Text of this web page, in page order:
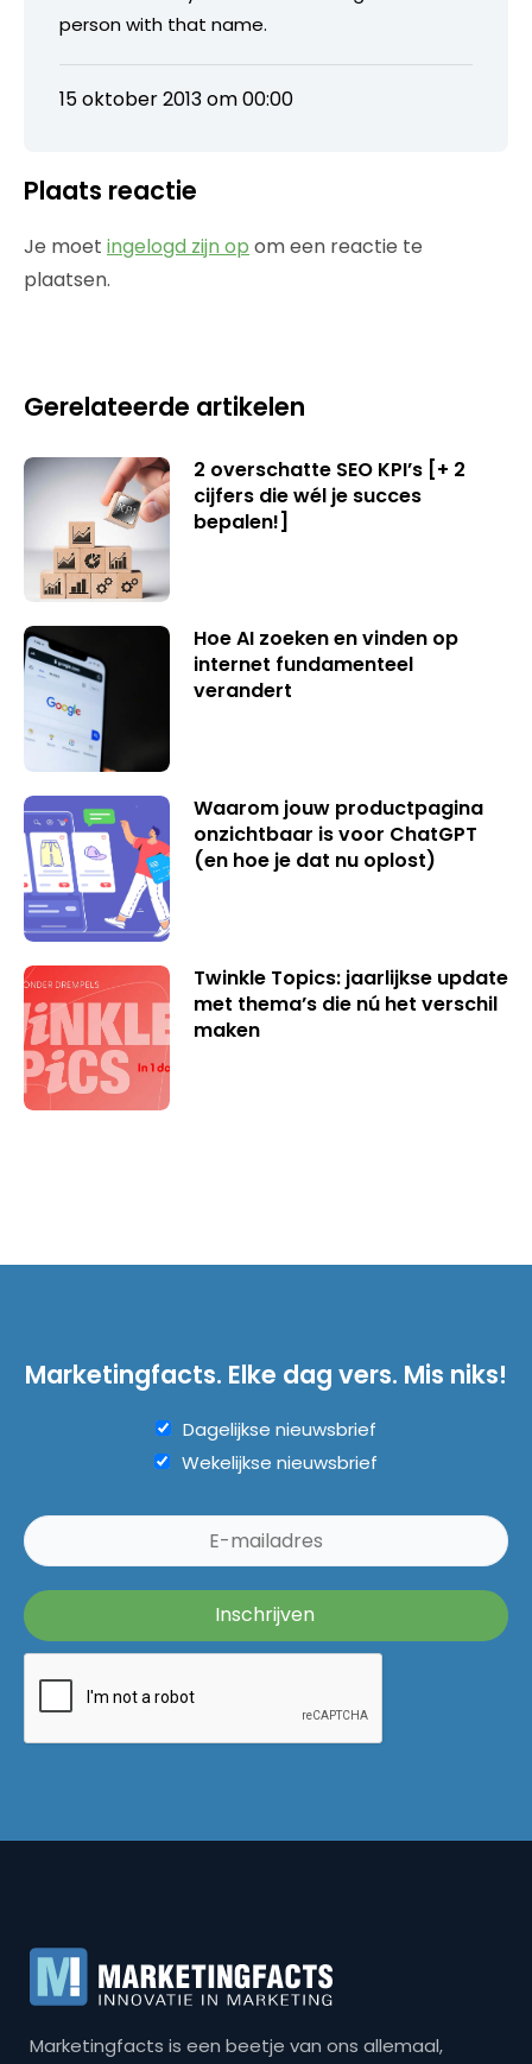
person with that name.
15 oktober 2013 om 00:00
Plaats reactie
Je moet ingelogd zijn op om een reactie te
plaatsen.
Gerelateerde artikelen
2 overschatte SEO KPI’s [+ 2
cijfers die wél je succes
bepalen!]
Hoe AI zoeken en vinden op
internet fundamenteel
verandert
Waarom jouw productpagina
onzichtbaar is voor ChatGPT
(en hoe je dat nu oplost)
Twinkle Topics: jaarlijkse update
met thema’s die nú het verschil
maken
Marketingfacts. Elke dag vers. Mis niks!
Dagelijkse nieuwsbrief
Wekelijkse nieuwsbrief
Marketingfacts is een beetje van ons allemaal,